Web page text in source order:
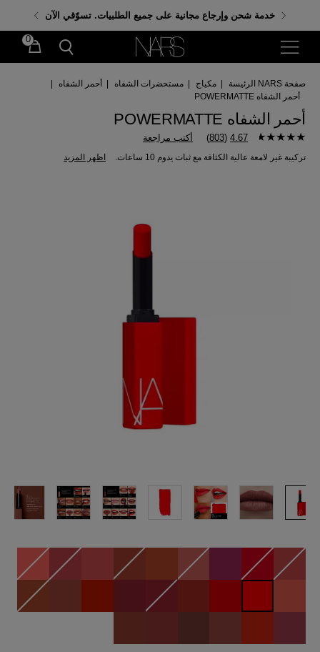
احصلي على هدايا مجانية عند إنفاق 350 ر.س. باستخدام
الكود: GIFTS
خدمة شحن وإرجاع مجانية على جميع الطلبيات. تسوّقي الآن
0
صفحة NARS الرئيسة مكياج مستحضرات الشفاه أحمر الشفاه
أحمر الشفاه POWERMATTE
أحمر الشفاه POWERMATTE
4.67
(
803
) أكتب مراجعة
تركيبة غير لامعة عالية الكثافة مع ثبات يدوم 10 ساعات. اظهر المزيد